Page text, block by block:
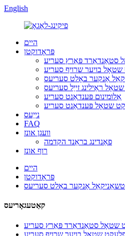
English
היים
פּראָדוקטן
סטאַנדאַרד פּאַרץ סעריע
בויער שרויף סעריע
אַנקער באָלט סעריעס
ראַילינג זייַל סעריעס
אַלומינום פּענדאַנט סעריע
שטאָל פּענדאַנט סעריע
נייַעס
FAQ
וועגן אונז
פאַנדינג בראַנד הקדמה
רוף אונז
היים
פּראָדוקטן
אַנקער באָלט סעריעס
קאַטעגאָריעס
שטאָל סטאַנדאַרד פּאַרץ סעריע
שטאָל בויער שרויף סעריע